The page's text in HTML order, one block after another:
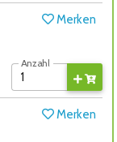
Merken
Anzahl
Merken